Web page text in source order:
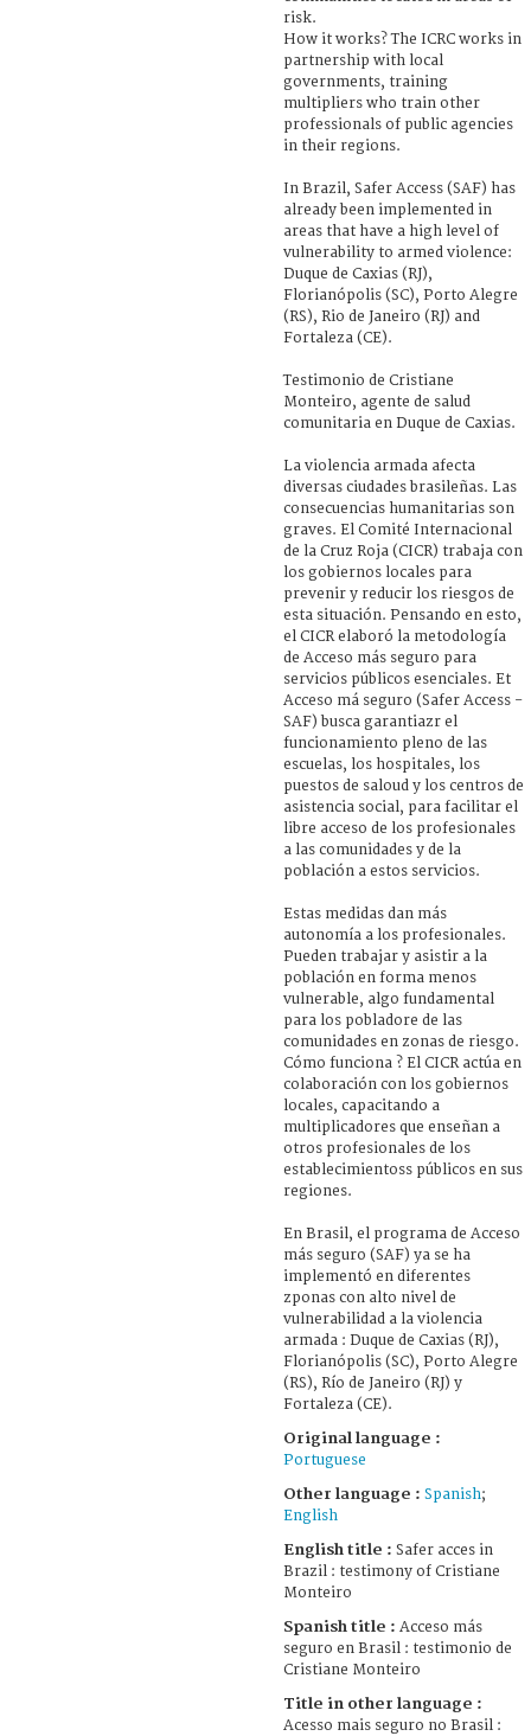
risk.
How it works? The ICRC works in
partnership with local
governments, training
multipliers who train other
professionals of public agencies
in their regions.
In Brazil, Safer Access (SAF) has
already been implemented in
areas that have a high level of
vulnerability to armed violence:
Duque de Caxias (RJ),
Florianópolis (SC), Porto Alegre
(RS), Rio de Janeiro (RJ) and
Fortaleza (CE).
Testimonio de Cristiane
Monteiro, agente de salud
comunitaria en Duque de Caxias.
La violencia armada afecta
diversas ciudades brasileñas. Las
consecuencias humanitarias son
graves. El Comité Internacional
de la Cruz Roja (CICR) trabaja con
los gobiernos locales para
prevenir y reducir los riesgos de
esta situación. Pensando en esto,
el CICR elaboró la metodología
de Acceso más seguro para
servicios públicos esenciales. Et
Acceso má seguro (Safer Access -
SAF) busca garantiazr el
funcionamiento pleno de las
escuelas, los hospitales, los
puestos de saloud y los centros de
asistencia social, para facilitar el
libre acceso de los profesionales
a las comunidades y de la
población a estos servicios.
Estas medidas dan más
autonomía a los profesionales.
Pueden trabajar y asistir a la
población en forma menos
vulnerable, algo fundamental
para los pobladore de las
comunidades en zonas de riesgo.
Cómo funciona ? El CICR actúa en
colaboración con los gobiernos
locales, capacitando a
multiplicadores que enseñan a
otros profesionales de los
establecimientoss públicos en sus
regiones.
En Brasil, el programa de Acceso
más seguro (SAF) ya se ha
implementó en diferentes
zponas con alto nivel de
vulnerabilidad a la violencia
armada : Duque de Caxias (RJ),
Florianópolis (SC), Porto Alegre
(RS), Río de Janeiro (RJ) y
Fortaleza (CE).
Original language :
Portuguese
Other language : Spanish;
English
English title : Safer acces in
Brazil : testimony of Cristiane
Monteiro
Spanish title : Acceso más
seguro en Brasil : testimonio de
Cristiane Monteiro
Title in other language :
Acesso mais seguro no Brasil :